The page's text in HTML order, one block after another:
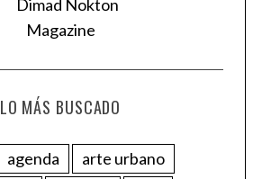
LO MÁS BUSCADO
agenda
arte urbano